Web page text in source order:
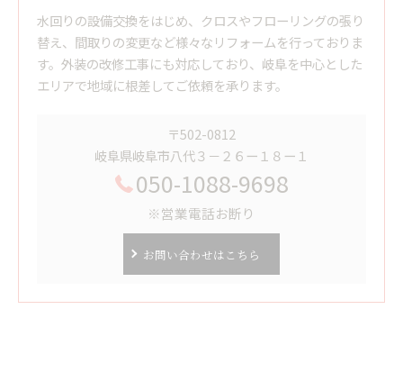
水回りの設備交換をはじめ、クロスやフローリングの張り
替え、間取りの変更など様々なリフォームを行っておりま
す。外装の改修工事にも対応しており、岐阜を中心とした
エリアで地域に根差してご依頼を承ります。
〒502-0812
岐阜県岐阜市八代３－２６ー１８ー１
050-1088-9698
※営業電話お断り
お問い合わせはこちら